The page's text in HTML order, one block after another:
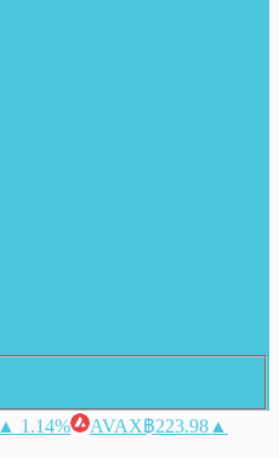
▲ 1.14% AVAX฿223.98 ▲